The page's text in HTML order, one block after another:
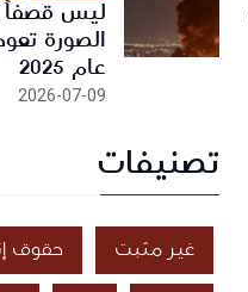
ليس قصفاً
الصورة
عام 2025
2026-07-09
تصنيفات
غير مثبت حقوق